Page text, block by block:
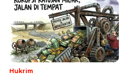
Hukrim